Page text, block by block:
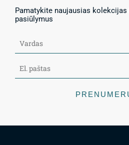
Pamatykite naujausias
pasiūlymus